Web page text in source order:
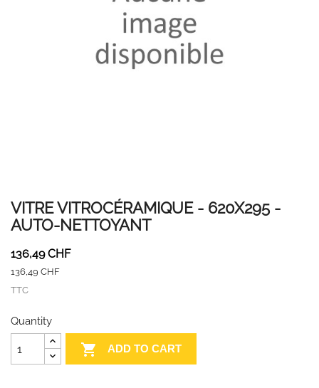
VITRE VITROCÉRAMIQUE - 620X295 -
AUTO-NETTOYANT
136,49 CHF
136,49 CHF
TTC
Quantity
 ADD TO CART